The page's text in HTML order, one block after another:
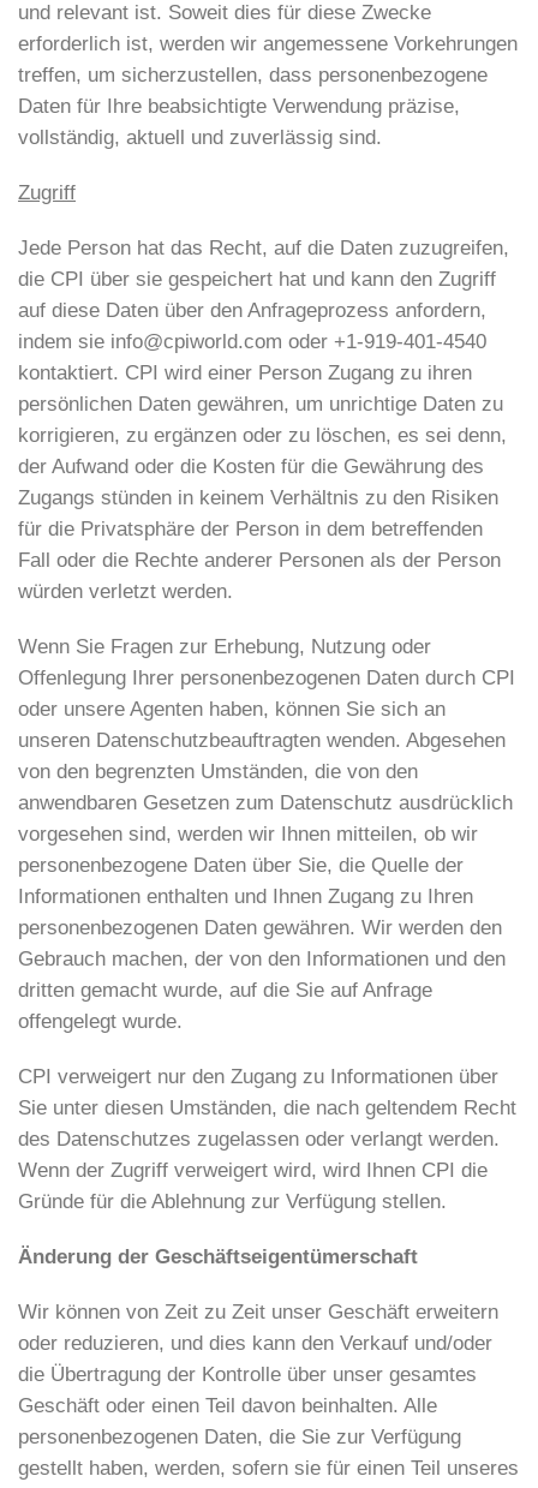
und relevant ist. Soweit dies für diese Zwecke
erforderlich ist, werden wir angemessene Vorkehrungen
treffen, um sicherzustellen, dass personenbezogene
Daten für Ihre beabsichtigte Verwendung präzise,
vollständig, aktuell und zuverlässig sind.
Zugriff
Jede Person hat das Recht, auf die Daten zuzugreifen,
die CPI über sie gespeichert hat und kann den Zugriff
auf diese Daten über den Anfrageprozess anfordern,
indem sie info@cpiworld.com oder +1-919-401-4540
kontaktiert. CPI wird einer Person Zugang zu ihren
persönlichen Daten gewähren, um unrichtige Daten zu
korrigieren, zu ergänzen oder zu löschen, es sei denn,
der Aufwand oder die Kosten für die Gewährung des
Zugangs stünden in keinem Verhältnis zu den Risiken
für die Privatsphäre der Person in dem betreffenden
Fall oder die Rechte anderer Personen als der Person
würden verletzt werden.
Wenn Sie Fragen zur Erhebung, Nutzung oder
Offenlegung Ihrer personenbezogenen Daten durch CPI
oder unsere Agenten haben, können Sie sich an
unseren Datenschutzbeauftragten wenden. Abgesehen
von den begrenzten Umständen, die von den
anwendbaren Gesetzen zum Datenschutz ausdrücklich
vorgesehen sind, werden wir Ihnen mitteilen, ob wir
personenbezogene Daten über Sie, die Quelle der
Informationen enthalten und Ihnen Zugang zu Ihren
personenbezogenen Daten gewähren. Wir werden den
Gebrauch machen, der von den Informationen und den
dritten gemacht wurde, auf die Sie auf Anfrage
offengelegt wurde.
CPI verweigert nur den Zugang zu Informationen über
Sie unter diesen Umständen, die nach geltendem Recht
des Datenschutzes zugelassen oder verlangt werden.
Wenn der Zugriff verweigert wird, wird Ihnen CPI die
Gründe für die Ablehnung zur Verfügung stellen.
Änderung der Geschäftseigentümerschaft
Wir können von Zeit zu Zeit unser Geschäft erweitern
oder reduzieren, und dies kann den Verkauf und/oder
die Übertragung der Kontrolle über unser gesamtes
Geschäft oder einen Teil davon beinhalten. Alle
personenbezogenen Daten, die Sie zur Verfügung
gestellt haben, werden, sofern sie für einen Teil unseres